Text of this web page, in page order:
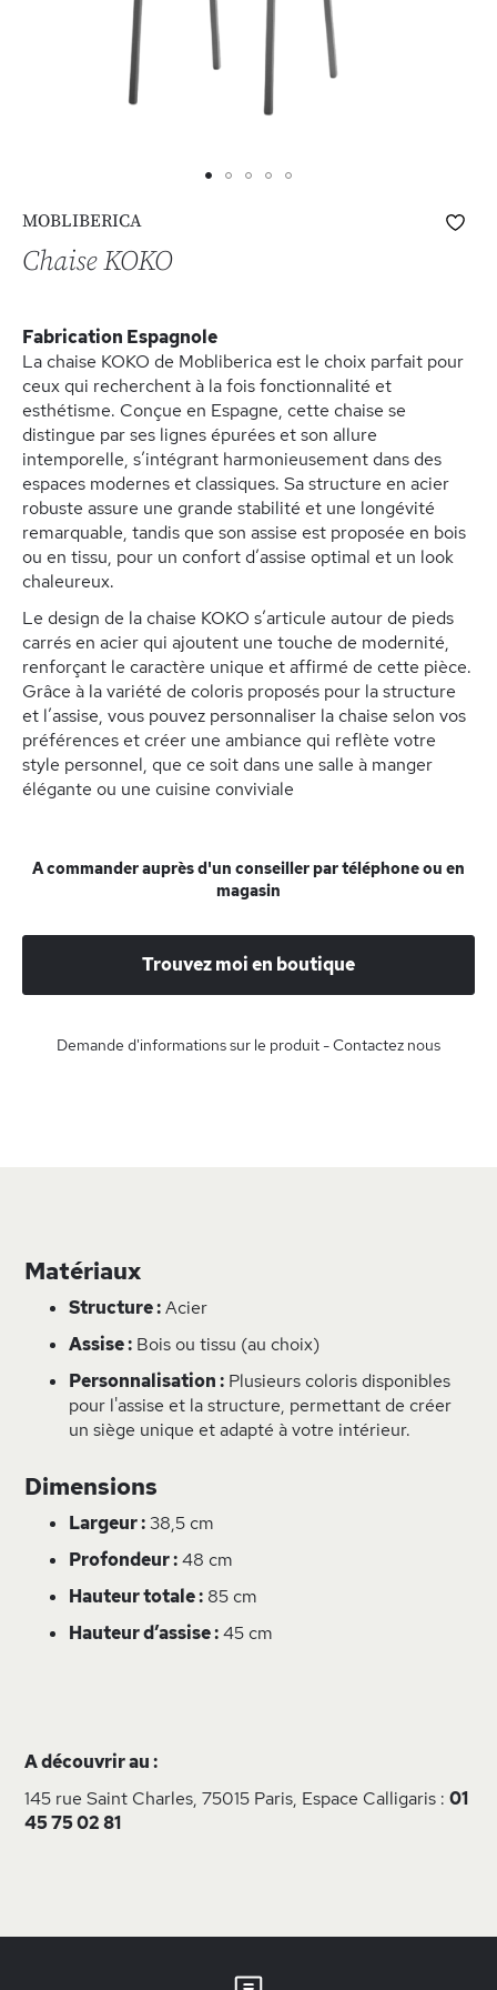
the
beginning
the
images
gallery
MOBLIBERICA
Chaise KOKO
Fabrication Espagnole
La chaise KOKO de Mobliberica est le choix parfait pour
ceux qui recherchent à la fois fonctionnalité et
esthétisme. Conçue en Espagne, cette chaise se
distingue par ses lignes épurées et son allure
intemporelle, s’intégrant harmonieusement dans des
espaces modernes et classiques. Sa structure en acier
robuste assure une grande stabilité et une longévité
remarquable, tandis que son assise est proposée en bois
ou en tissu, pour un confort d’assise optimal et un look
chaleureux.
Le design de la chaise KOKO s’articule autour de pieds
carrés en acier qui ajoutent une touche de modernité,
renforçant le caractère unique et affirmé de cette pièce.
Grâce à la variété de coloris proposés pour la structure
et l’assise, vous pouvez personnaliser la chaise selon vos
préférences et créer une ambiance qui reflète votre
style personnel, que ce soit dans une salle à manger
élégante ou une cuisine conviviale
A commander auprès d'un conseiller par téléphone ou en
magasin
Trouvez moi en boutique
Demande d'informations sur le produit - Contactez nous
Matériaux
Structure :Acier
Assise : Bois ou tissu (au choix)
Personnalisation : Plusieurs coloris disponibles
pour l'assise et la structure, permettant de créer
un siège unique et adapté à votre intérieur.
Dimensions
Largeur :38,5 cm
Profondeur :48 cm
Hauteur totale : 85 cm
Hauteur d’assise :45 cm
A découvrir au :
145 rue Saint Charles, 75015 Paris, Espace Calligaris : 01
45 75 02 81